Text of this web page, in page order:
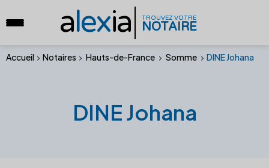
alexia TROUVEZ VOTRE
NOTAIRE
Accueil Notaires Hauts-de-France Somme DINE Johana
DINE Johana